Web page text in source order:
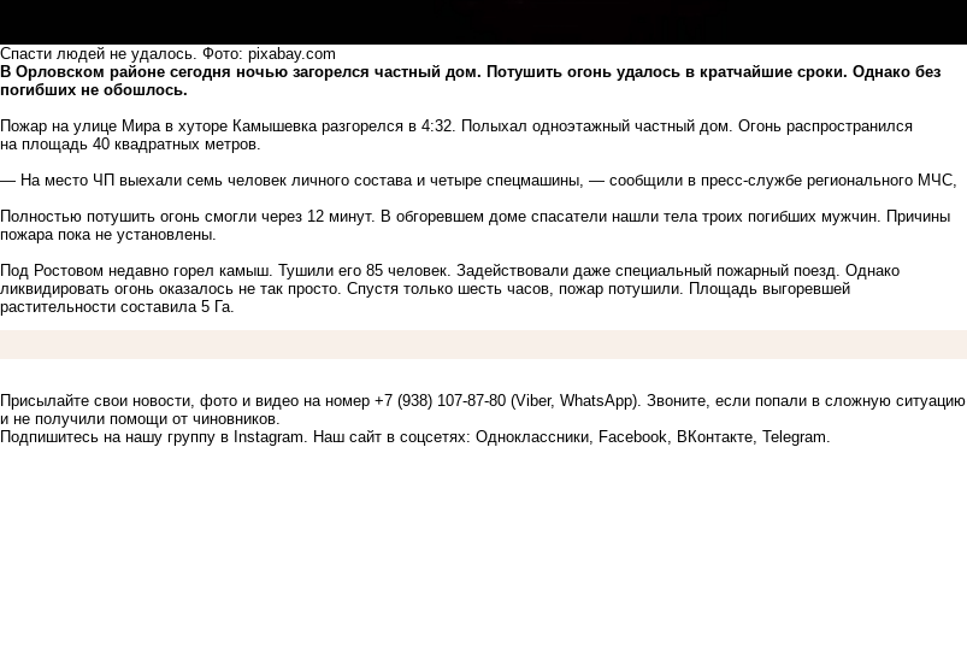
Спасти людей не удалось. Фото: pixabay.com
В Орловском районе сегодня ночью загорелся частный дом. Потушить огонь удалось в кратчайшие сроки. Однако без
погибших не обошлось.
Пожар на улице Мира в хуторе Камышевка разгорелся в 4:32. Полыхал одноэтажный частный дом. Огонь распространился
на площадь 40 квадратных метров.
— На место ЧП выехали семь человек личного состава и четыре спецмашины, — сообщили в пресс-службе регионального МЧС,
Полностью потушить огонь смогли через 12 минут. В обгоревшем доме спасатели нашли тела троих погибших мужчин. Причины
пожара пока не установлены.
Под Ростовом недавно горел камыш. Тушили его 85 человек. Задействовали даже специальный пожарный поезд. Однако
ликвидировать огонь оказалось не так просто. Спустя только шесть часов, пожар потушили. Площадь выгоревшей
растительности составила 5 Га.
Присылайте свои новости, фото и видео на номер +7 (938) 107-87-80 (Viber, WhatsApp). Звоните, если попали в сложную ситуацию
и не получили помощи от чиновников.
Подпишитесь на нашу группу в Instagram. Наш сайт в соцсетях: Одноклассники, Facebook, ВКонтакте, Telegram.